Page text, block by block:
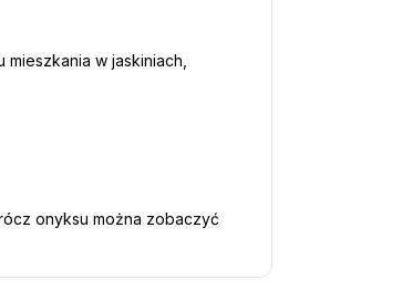
w jaskiniach,
onyksu można zobaczyć